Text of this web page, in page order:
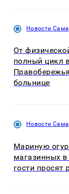
Новости
От
полный цикл
больнице
Новости
Мариную
магазинных в
гости просят